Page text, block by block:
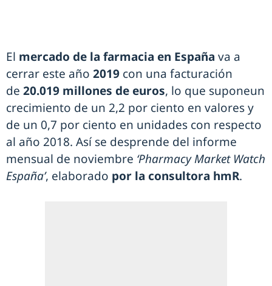
El mercado de la farmacia en España va a
cerrar este año 2019 con una facturación
de 20.019 millones de euros, lo que suponeun
crecimiento de un 2,2 por ciento en valores y
de un 0,7 por ciento en unidades con respecto
al año 2018. Así se desprende del informe
mensual de noviembre ‘Pharmacy Market Watch
España’, elaborado por la consultora hmR.